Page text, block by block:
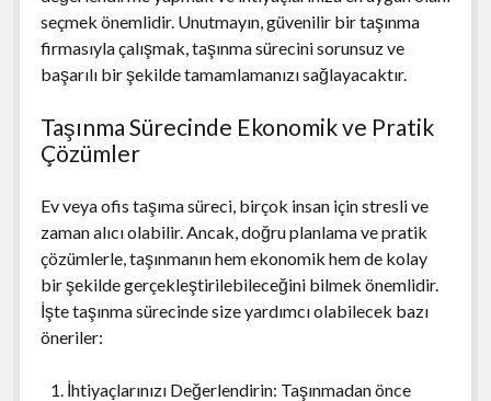
seçmek önemlidir. Unutmayın, güvenilir bir taşınma
firmasıyla çalışmak, taşınma sürecini sorunsuz ve
başarılı bir şekilde tamamlamanızı sağlayacaktır.
Taşınma Sürecinde Ekonomik ve Pratik
Çözümler
Ev veya ofis taşıma süreci, birçok insan için stresli ve
zaman alıcı olabilir. Ancak, doğru planlama ve pratik
çözümlerle, taşınmanın hem ekonomik hem de kolay
bir şekilde gerçekleştirilebileceğini bilmek önemlidir.
İşte taşınma sürecinde size yardımcı olabilecek bazı
öneriler:
İhtiyaçlarınızı Değerlendirin: Taşınmadan önce